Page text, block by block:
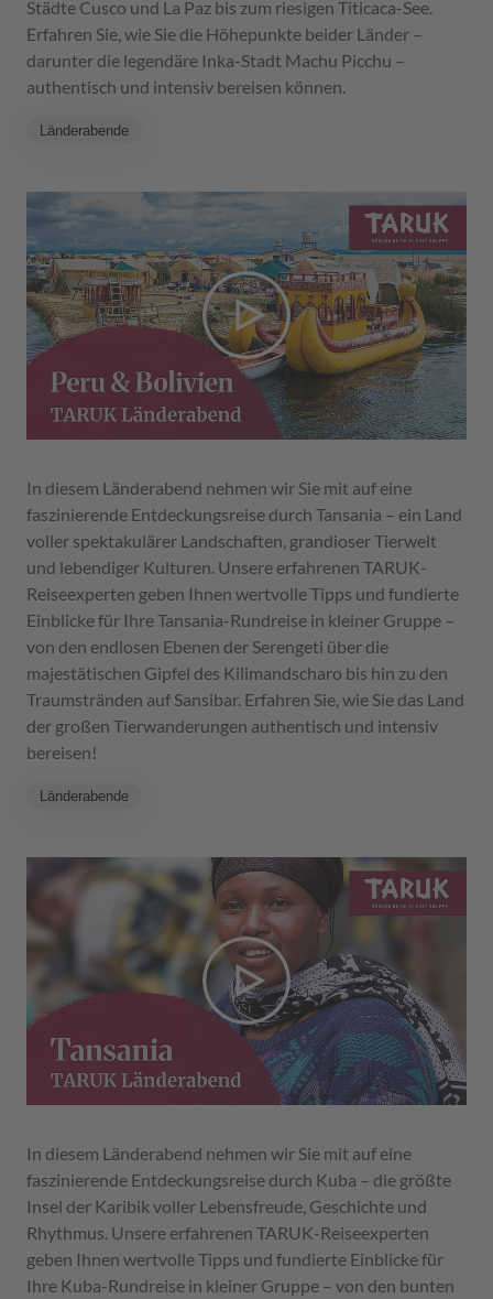
Städte Cusco und La Paz bis zum riesigen Titicaca-See.
Erfahren Sie, wie Sie die Höhepunkte beider Länder –
darunter die legendäre Inka-Stadt Machu Picchu –
authentisch und intensiv bereisen können.
Länderabende
In diesem Länderabend nehmen wir Sie mit auf eine
faszinierende Entdeckungsreise durch Tansania – ein Land
voller spektakulärer Landschaften, grandioser Tierwelt
und lebendiger Kulturen. Unsere erfahrenen TARUK-
Reiseexperten geben Ihnen wertvolle Tipps und fundierte
Einblicke für Ihre Tansania-Rundreise in kleiner Gruppe –
von den endlosen Ebenen der Serengeti über die
majestätischen Gipfel des Kilimandscharo bis hin zu den
Traumstränden auf Sansibar. Erfahren Sie, wie Sie das Land
der großen Tierwanderungen authentisch und intensiv
bereisen!
Länderabende
In diesem Länderabend nehmen wir Sie mit auf eine
faszinierende Entdeckungsreise durch Kuba – die größte
Insel der Karibik voller Lebensfreude, Geschichte und
Rhythmus. Unsere erfahrenen TARUK-Reiseexperten
geben Ihnen wertvolle Tipps und fundierte Einblicke für
Ihre Kuba-Rundreise in kleiner Gruppe – von den bunten